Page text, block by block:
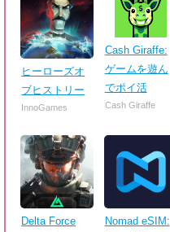
ヒーローズオ
ブヒストリー
InnoGames
Cash Giraffe:
ゲームを遊ん
でポイ活
Cash Giraffe
Delta Force
Nomad eSIM: